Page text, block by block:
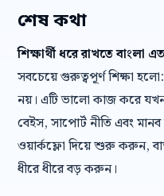
শেষ কথা
শিক্ষার্থী ধরে রাখতে
সবচেয়ে গুরুত্বপূর্ণ শিক্ষা
নয়। এটি ভালো কাজ করে যখন
বেইস, সাপোর্ট নীতি এবং
ওয়ার্কফ্লো দিয়ে শুরু করুন,
ধীরে ধীরে বড় করুন।